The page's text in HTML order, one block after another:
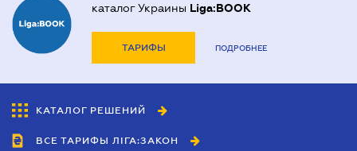
каталог Украины Liga:BOOK
ТАРИФЫ ПОДРОБНЕЕ
КАТАЛОГ РЕШЕНИЙ
ВСЕ ТАРИФЫ ЛІГА:ЗАКОН